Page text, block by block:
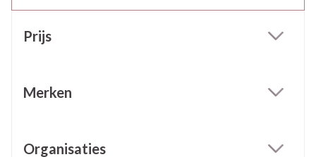
Prijs
Merken
Organisaties